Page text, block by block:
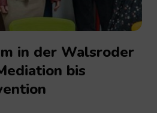
in der Walsroder
bis